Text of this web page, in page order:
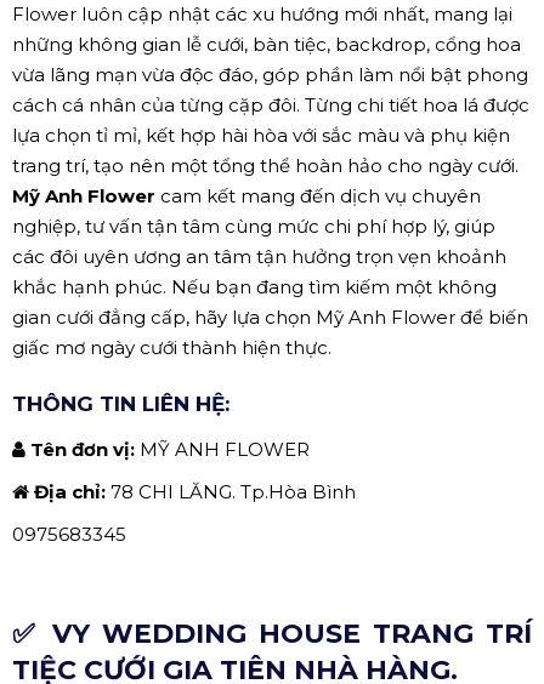
Flower luôn cập nhật các xu hướng mới nhất, mang lại
những không gian lễ cưới, bàn tiệc, backdrop, cổng hoa
vừa lãng mạn vừa độc đáo, góp phần làm nổi bật phong
cách cá nhân của từng cặp đôi. Từng chi tiết hoa lá được
lựa chọn tỉ mỉ, kết hợp hài hòa với sắc màu và phụ kiện
trang trí, tạo nên một tổng thể hoàn hảo cho ngày cưới.
Mỹ Anh Flower cam kết mang đến dịch vụ chuyên
nghiệp, tư vấn tận tâm cùng mức chi phí hợp lý, giúp
các đôi uyên ương an tâm tận hưởng trọn vẹn khoảnh
khắc hạnh phúc. Nếu bạn đang tìm kiếm một không
gian cưới đẳng cấp, hãy lựa chọn Mỹ Anh Flower để biến
giấc mơ ngày cưới thành hiện thực.
THÔNG TIN LIÊN HỆ:
Tên đơn vị: MỸ ANH FLOWER
Địa chỉ: 78 CHI LĂNG. Tp.Hòa Bình
0975683345
✅ VY WEDDING HOUSE TRANG TRÍ
TIỆC CƯỚI GIA TIÊN NHÀ HÀNG.